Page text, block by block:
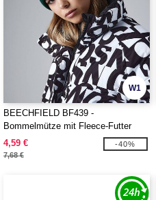
W1
BEECHFIELD BF439 -
Bommelmütze mit Fleece-Futter
4,59 €
7,68 €
-40%